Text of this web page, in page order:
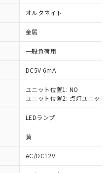
オルタネイト
金属
一般負荷用
DC5V 6mA
ユニット位置1: NO
ユニット位置2: 点灯ユニット
LEDランプ
黄
AC/DC12V